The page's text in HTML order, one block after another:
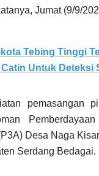
Jumat (9/9/
Tebing Tinggi
Untuk Deteksi
pemasangan
Pemberdayaan
Desa Naga
Serdang Bedagai.